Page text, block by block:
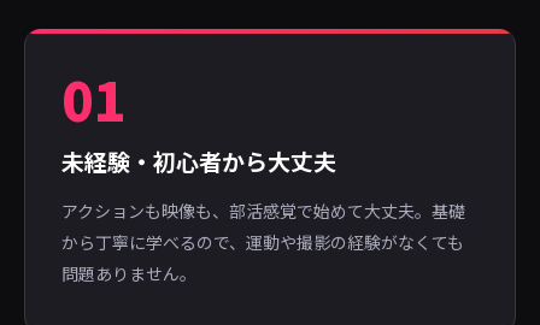
01
未経験・初心者から大丈夫
アクションも映像も、部活感覚で始めて大丈夫。基礎
から丁寧に学べるので、運動や撮影の経験がなくても
問題ありません。